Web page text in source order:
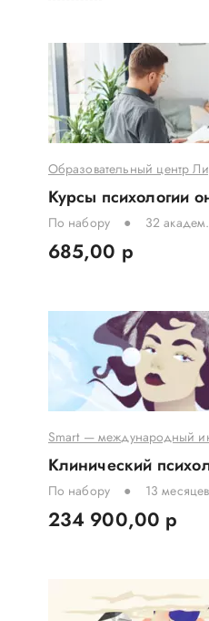
Образовательный центр
Курсы психологии
По набору 32
685,00 р
Smart — международный
Клинический
По набору 13 месяцев
234 900,00 р